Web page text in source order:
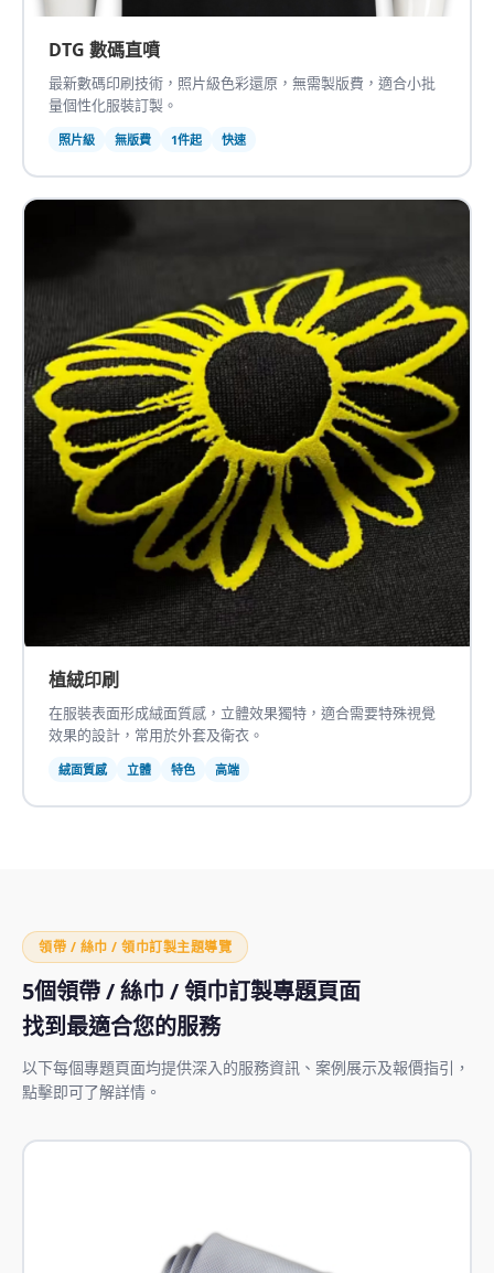
DTG 數碼直噴
最新數碼印刷技術，照片級色彩還原，無需製版費，適合小批
量個性化服裝訂製。
照片級 無版費 1件起 快速
植絨印刷
在服裝表面形成絨面質感，立體效果獨特，適合需要特殊視覺
效果的設計，常用於外套及衛衣。
絨面質感 立體 特色 高端
領帶 / 絲巾 / 領巾訂製主題導覽
5個領帶 / 絲巾 / 領巾訂製專題頁面
找到最適合您的服務
以下每個專題頁面均提供深入的服務資訊、案例展示及報價指引，
點擊即可了解詳情。